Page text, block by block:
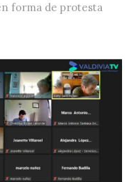
forma de protesta